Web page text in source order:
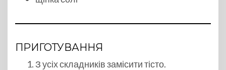
ПРИГОТУВАННЯ
З усіх складників замісити тісто.